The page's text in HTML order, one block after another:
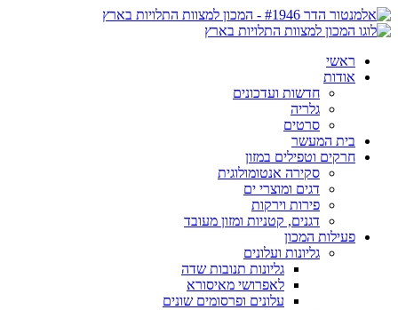
ראשי
אודות
חדשות ועדכונים
גלריה
סרטים
בית המעשר
חרקים וטפילים במזון
סקירה אנטומולוגית
דגים ומוצרי ים
פירות וירקות
דגנים, קטניות ומזון מעובד
פעילות המכון
גליונות ועלונים
גליונות תנובות שדה
לאפרושי מאיסורא
עלונים ופרסומים שונים